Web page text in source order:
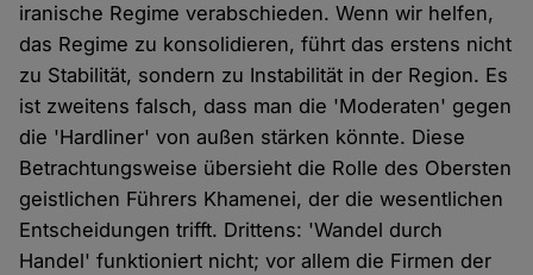
iranische Regime verabschieden. Wenn wir helfen,
das Regime zu konsolidieren, führt das erstens nicht
zu Stabilität, sondern zu Instabilität in der Region. Es
ist zweitens falsch, dass man die 'Moderaten' gegen
die 'Hardliner' von außen stärken könnte. Diese
Betrachtungsweise übersieht die Rolle des Obersten
geistlichen Führers Khamenei, der die wesentlichen
Entscheidungen trifft. Drittens: 'Wandel durch
Handel' funktioniert nicht; vor allem die Firmen der